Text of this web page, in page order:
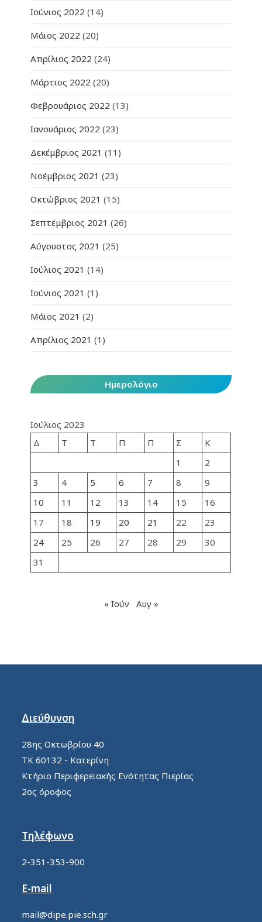
Ιούνιος 2022 (14)
Μάιος 2022 (20)
Απρίλιος 2022 (24)
Μάρτιος 2022 (20)
Φεβρουάριος 2022 (13)
Ιανουάριος 2022 (23)
Δεκέμβριος 2021 (11)
Νοέμβριος 2021 (23)
Οκτώβριος 2021 (15)
Σεπτέμβριος 2021 (26)
Αύγουστος 2021 (25)
Ιούλιος 2021 (14)
Ιούνιος 2021 (1)
Μάιος 2021 (2)
Απρίλιος 2021 (1)
Ημερολόγιο
Ιούλιος 2023
Δ
Τ Τ Π Π Σ
Κ
1
2
3
4 5 6 7 8
9
10
11 12 13 14 15
16
17
18 19 20 21 22
23
24
25 26 27 28 29
30
31
« Ιούν Αυγ »
Διεύθυνση
28ης Οκτωβρίου 40
ΤΚ 60132 - Κατερίνη
Κτήριο Περιφερειακής Ενότητας Πιερίας
2ος όροφος
Τηλέφωνο
2-351-353-900
E-mail
mail@dipe.pie.sch.gr